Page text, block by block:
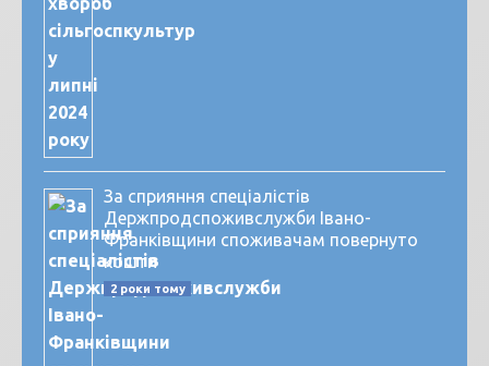
За сприяння спеціалістів
Держпродспоживслужби Івано-
Франківщини споживачам повернуто
кошти
2 роки тому